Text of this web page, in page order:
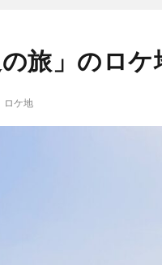
旅」のロ
ロケ地